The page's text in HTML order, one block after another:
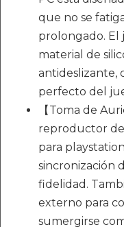
que no se
prolongado. El
material de
antideslizante,
perfecto del
【Toma de
reproductor
para
sincronización
fidelidad.
externo para
sumergirse